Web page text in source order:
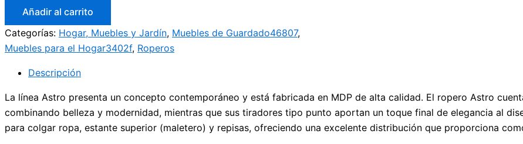
Añadir al carrito
Categorías: Hogar, Muebles y Jardín, Muebles de Guardado46807,
Muebles para el Hogar3402f, Roperos
Descripción
La línea Astro presenta un concepto contemporáneo y está fabricada en MDP de alta calidad. El ropero Astro
combinando belleza y modernidad, mientras que sus tiradores tipo punto aportan un toque final de elegancia al
para colgar ropa, estante superior (maletero) y repisas, ofreciendo una excelente distribución que proporciona